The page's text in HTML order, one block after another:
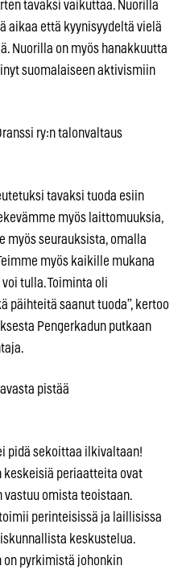
tavaksi vaikuttaa. Nuorilla
aikaa että kyynisyydeltä vielä
Nuorilla on myös hanakkuutta
suomalaiseen aktivismiin
ry:n talonvaltaus
tavaksi tuoda esiin
myös laittomuuksia,
myös seurauksista, omalla
myös kaikille mukana
tulla. Toiminta oli
päihteitä saanut tuoda”, kertoo
Pengerkadun putkaan
pistää
pidä sekoittaa ilkivaltaan!
keskeisiä periaatteita ovat
omista teoistaan.
perinteisissä ja laillisissa
keskustelua.
pyrkimistä johonkin